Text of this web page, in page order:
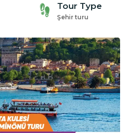
Tour Type
Şehir turu